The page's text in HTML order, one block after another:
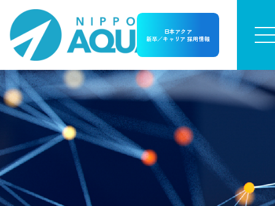
日本アクア
新卒／キャリア 採用情報